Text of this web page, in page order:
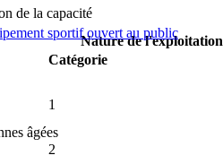
de la capacité
Catégorie
1
2
Nature de l'exploitation
âgées
sportif ouvert au public